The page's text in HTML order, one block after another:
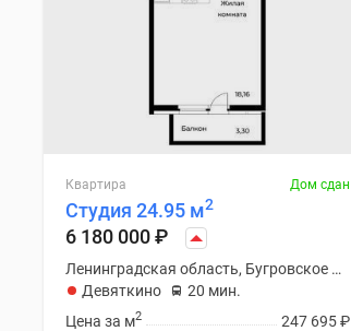
Квартира Дом сдан
Студия 24.95 м2
6 180 000₽
Ленинградская область, Бугровское С/П
Девяткино
20 мин.
247 695₽
Цена за м2